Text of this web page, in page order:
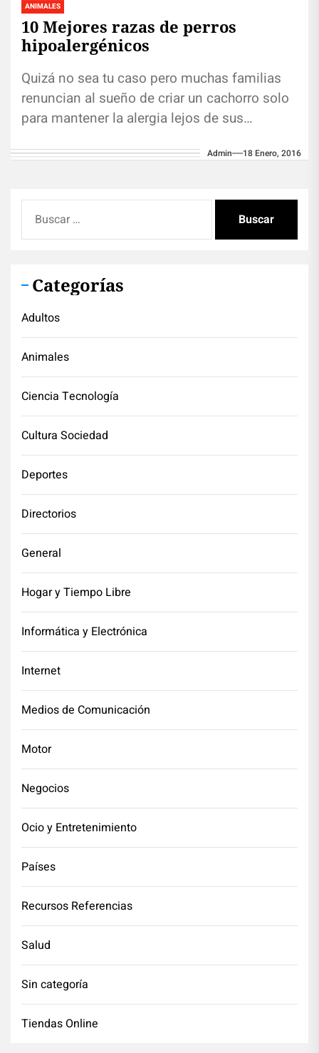
ANIMALES
10 Mejores razas de perros
hipoalergénicos
Quizá no sea tu caso pero muchas familias
renuncian al sueño de criar un cachorro solo
para mantener la alergia lejos de sus
Admin 18 Enero, 2016
Categorías
Adultos
Animales
Ciencia Tecnología
Cultura Sociedad
Deportes
Directorios
General
Hogar y Tiempo Libre
Informática y Electrónica
Internet
Medios de Comunicación
Motor
Negocios
Ocio y Entretenimiento
Países
Recursos Referencias
Salud
Sin categoría
Tiendas Online